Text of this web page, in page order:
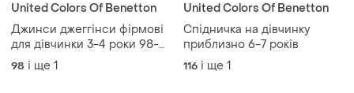
United Colors Of Benetton
Джинси джеггінси фірмові
для дівчинки 3-4 роки 98-
104 см
98 і ще 1
United Colors Of Benetton
Спідничка на дівчинку
приблизно 6-7 років
116 і ще 1